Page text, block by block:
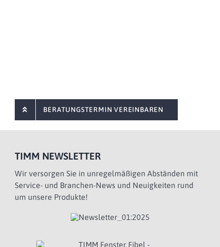
BERATUNGSTERMIN VEREINBAREN
TIMM NEWSLETTER
Wir versorgen Sie in unregelmäßigen Abständen mit
Service- und Branchen-News und Neuigkeiten rund
um unsere Produkte!